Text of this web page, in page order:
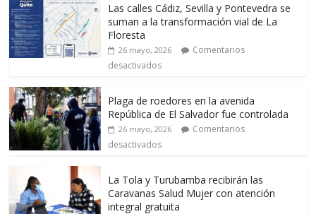
Las calles Cádiz, Sevilla y Pontevedra se
suman a la transformación vial de La
Floresta
26 mayo, 2026
Comentarios
desactivados
Plaga de roedores en la avenida
República de El Salvador fue controlada
26 mayo, 2026
Comentarios
desactivados
La Tola y Turubamba recibirán las
Caravanas Salud Mujer con atención
integral gratuita